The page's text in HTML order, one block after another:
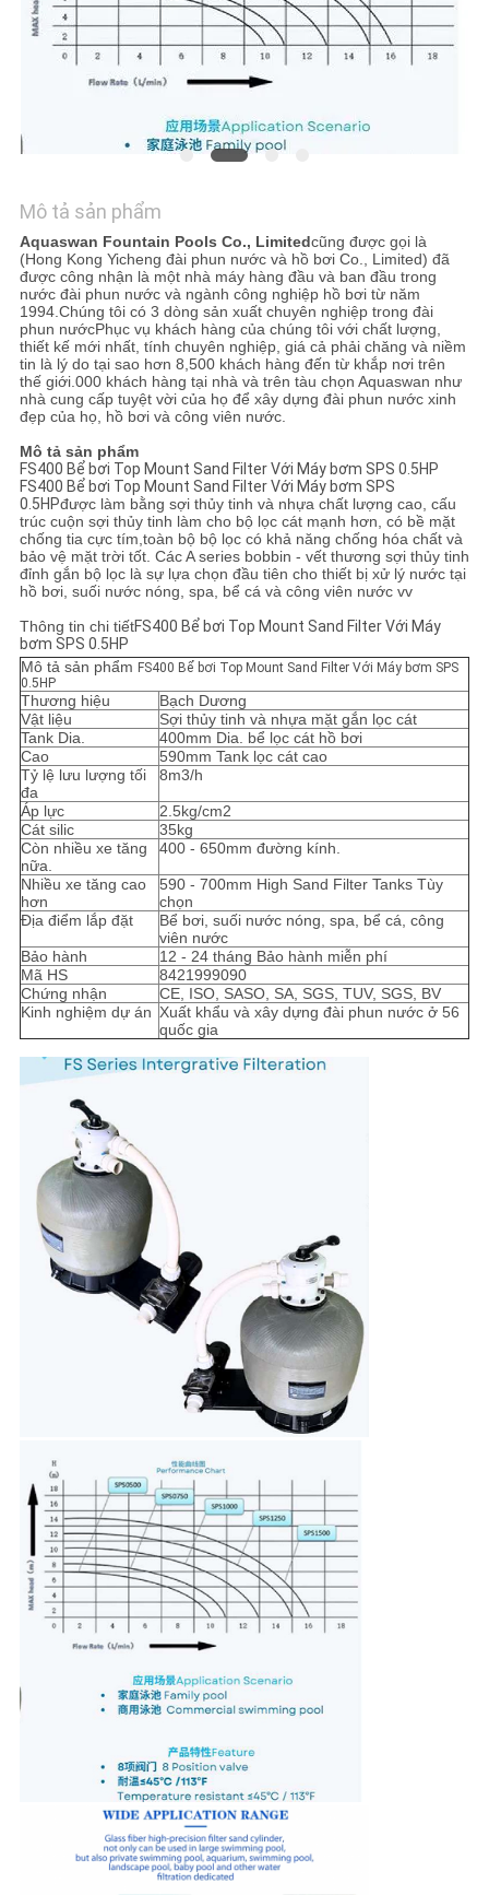
YÊU
CẦU
GIÁ
NEWS
SƠ
ĐỒ
TRANG
WEB
PRIVACY
POLICY
Mô tả sản phẩm
Aquaswan Fountain Pools Co., Limitedcũng được gọi là
(Hong Kong Yicheng đài phun nước và hồ bơi Co., Limited) đã
được công nhận là một nhà máy hàng đầu và ban đầu trong
nước đài phun nước và ngành công nghiệp hồ bơi từ năm
1994.Chúng tôi có 3 dòng sản xuất chuyên nghiệp trong đài
phun nướcPhục vụ khách hàng của chúng tôi với chất lượng,
thiết kế mới nhất, tính chuyên nghiệp, giá cả phải chăng và niềm
tin là lý do tại sao hơn 8,500 khách hàng đến từ khắp nơi trên
thế giới.000 khách hàng tại nhà và trên tàu chọn Aquaswan như
nhà cung cấp tuyệt vời của họ để xây dựng đài phun nước xinh
đẹp của họ, hồ bơi và công viên nước.
Mô tả sản phẩm
FS400 Bể bơi Top Mount Sand Filter Với Máy bơm SPS 0.5HP
FS400 Bể bơi Top Mount Sand Filter Với Máy bơm SPS
0.5HPđược làm bằng sợi thủy tinh và nhựa chất lượng cao, cấu
trúc cuộn sợi thủy tinh làm cho bộ lọc cát mạnh hơn, có bề mặt
chống tia cực tím,toàn bộ bộ lọc có khả năng chống hóa chất và
bảo vệ mặt trời tốt. Các A series bobbin - vết thương sợi thủy tinh
đỉnh gắn bộ lọc là sự lựa chọn đầu tiên cho thiết bị xử lý nước tại
hồ bơi, suối nước nóng, spa, bể cá và công viên nước vv
Thông tin chi tiếtFS400 Bể bơi Top Mount Sand Filter Với Máy
bơm SPS 0.5HP
Mô tả sản phẩm FS400 Bể bơi Top Mount Sand Filter Với Máy bơm SPS
0.5HP
Thương hiệu
Bạch Dương
Vật liệu
Sợi thủy tinh và nhựa mặt gắn lọc cát
Tank Dia.
400mm Dia. bể lọc cát hồ bơi
Cao
590mm Tank lọc cát cao
Tỷ lệ lưu lượng tối
đa
8m3/h
Áp lực
2.5kg/cm2
Cát silic
35kg
Còn nhiều xe tăng
nữa.
400 - 650mm đường kính.
Nhiều xe tăng cao
hơn
590 - 700mm High Sand Filter Tanks Tùy
chọn
Địa điểm lắp đặt
Bể bơi, suối nước nóng, spa, bể cá, công
viên nước
Bảo hành
12 - 24 tháng Bảo hành miễn phí
Mã HS
8421999090
Chứng nhận
CE, ISO, SASO, SA, SGS, TUV, SGS, BV
Kinh nghiệm dự án Xuất khẩu và xây dựng đài phun nước ở 56
quốc gia